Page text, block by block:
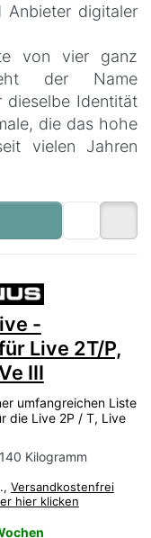
Anbieter digitaler
von vier ganz
der Name
dieselbe Identität
die das hohe
vielen Jahren
-
Live 2T/P,
III
umfangreichen Liste
die Live 2P / T, Live
140 Kilogramm
Versandkostenfrei
hier klicken